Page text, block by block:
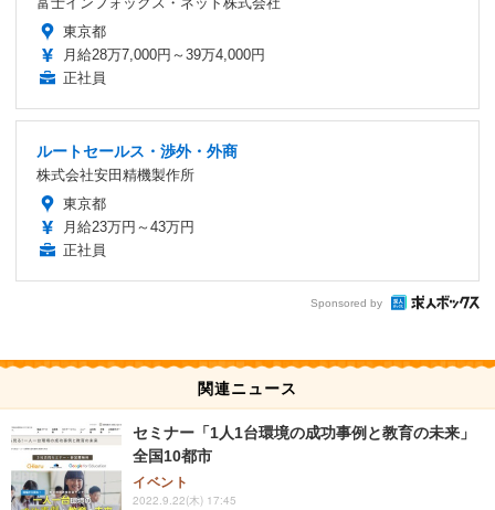
東京都
月給28万7,000円～39万4,000円
正社員
ルートセールス・渉外・外商
株式会社安田精機製作所
東京都
月給23万円～43万円
正社員
Sponsored by
関連ニュース
セミナー「1人1台環境の成功事例と教育の未来」
全国10都市
イベント
2022.9.22(木) 17:45